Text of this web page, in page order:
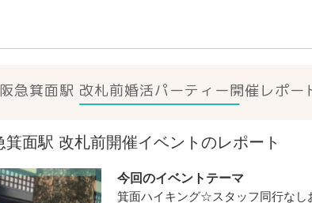
阪急箕面駅 改札前婚活パーティー開催レポー
面駅 改札前開催イベントのレポート
今回のイベントテーマ
箕面ハイキング☆スタッフ同行なし